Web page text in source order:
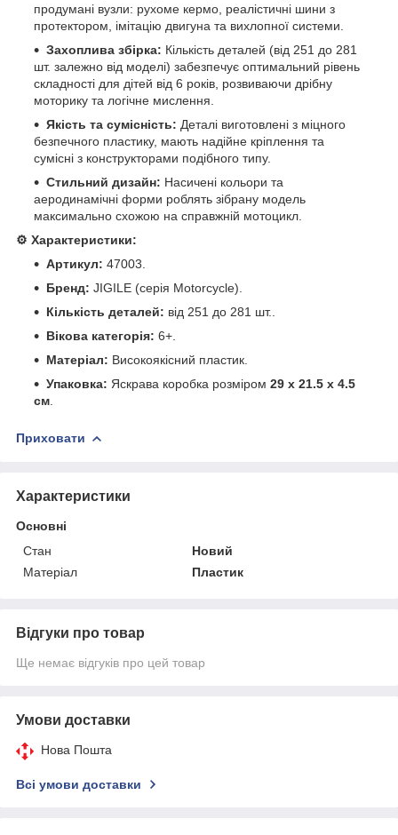
продумані вузли: рухоме кермо, реалістичні шини з
протектором, імітацію двигуна та вихлопної системи.
Захоплива збірка: Кількість деталей (від 251 до 281
шт. залежно від моделі) забезпечує оптимальний рівень
складності для дітей від 6 років, розвиваючи дрібну
моторику та логічне мислення.
Якість та сумісність: Деталі виготовлені з міцного
безпечного пластику, мають надійне кріплення та
сумісні з конструкторами подібного типу.
Стильний дизайн: Насичені кольори та
аеродинамічні форми роблять зібрану модель
максимально схожою на справжній мотоцикл.
⚙️ Характеристики:
Артикул: 47003.
Бренд: JIGILE (серія Motorcycle).
Кількість деталей: від 251 до 281 шт..
Вікова категорія: 6+.
Матеріал: Високоякісний пластик.
Упаковка: Яскрава коробка розміром 29 х 21.5 х 4.5
см
Приховати
Характеристики
Основні
Стан
Новий
Матеріал
Пластик
Відгуки про товар
Ще немає відгуків про цей товар
Умови доставки
Нова Пошта
Всі умови доставки